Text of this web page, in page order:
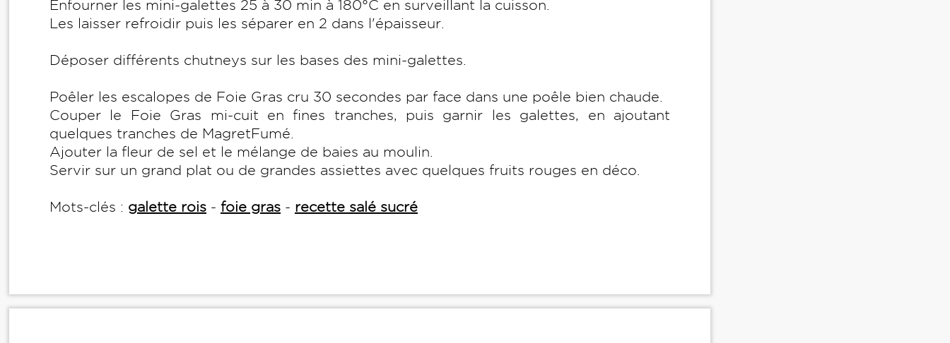
Enfourner les mini-galettes 25 à 30 min à 180°C en surveillant la cuisson.
Les laisser refroidir puis les séparer en 2 dans l'épaisseur.
Déposer différents chutneys sur les bases des mini-galettes.
Poêler les escalopes de Foie Gras cru 30 secondes par face dans une poêle bien chaude.
Couper le Foie Gras mi-cuit en fines tranches, puis garnir les galettes, en ajoutant
quelques tranches de MagretFumé.
Ajouter la fleur de sel et le mélange de baies au moulin.
Servir sur un grand plat ou de grandes assiettes avec quelques fruits rouges en déco.
Mots-clés : galette rois - foie gras - recette salé sucré